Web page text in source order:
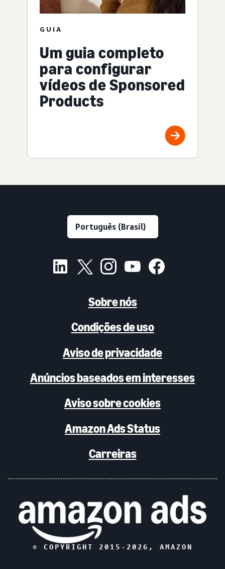
GUIA
Um guia completo
para configurar
vídeos de Sponsored
Products
Sobre nós
Condições de uso
Aviso de privacidade
Anúncios baseados em interesses
Aviso sobre cookies
Amazon Ads Status
Carreiras
© COPYRIGHT 2015- 2026 , AMAZON